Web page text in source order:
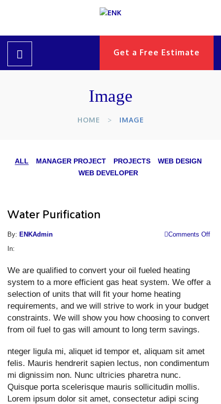
Get a Free Estimate
Image
HOME IMAGE
ALL MANAGER PROJECT PROJECTS
WEB DESIGN
WEB DEVELOPER
Water Purification
By: ENKAdmin Comments Off
In:
We are qualified to convert your oil fueled heating
system to a more efficient gas heat system. We offer a
selection of units that will fit your home heating
requirements, and we will strive to work in your budget
constraints. We will show you how choosing to convert
from oil fuel to gas will amount to long term savings.
nteger ligula mi, aliquet id tempor et, aliquam sit amet
felis. Mauris hendrerit sapien lectus, non condimentum
mi dignissim non. Nunc ultricies pharetra nunc.
Quisque porta scelerisque mauris sollicitudin mollis.
Lorem ipsum dolor sit amet, consectetur adipi scing